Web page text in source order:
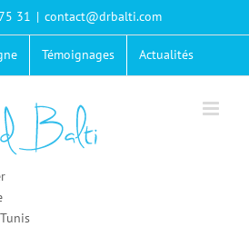
31 | contact@drbalti.com
Témoignages Actualités